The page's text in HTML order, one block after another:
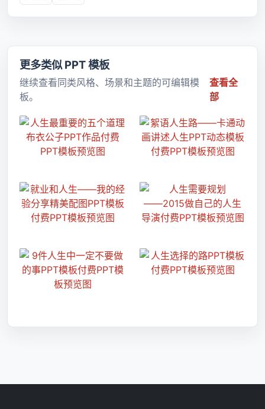
更多类似 PPT 模板
继续查看同类风格、场景和主题的可编辑模
板。
查看全
部